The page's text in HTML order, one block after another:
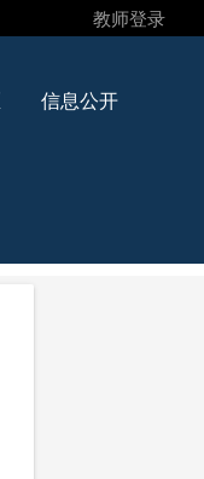
教师登录
信息公开